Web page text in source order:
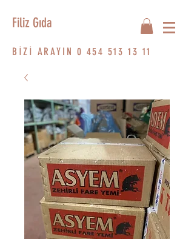
BİZİ ARAYIN 0 454 513 13 11
Filiz Gıda